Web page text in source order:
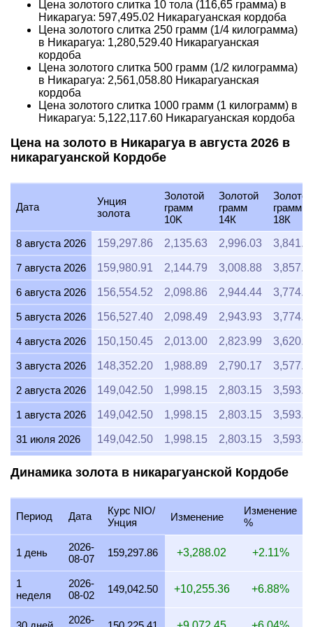
Цена золотого слитка 10 тола (116,65 грамма) в
Никарагуа: 597,495.02 Никарагуанская кордоба
Цена золотого слитка 250 грамм (1/4 килограмма)
в Никарагуа: 1,280,529.40 Никарагуанская
кордоба
Цена золотого слитка 500 грамм (1/2 килограмма)
в Никарагуа: 2,561,058.80 Никарагуанская
кордоба
Цена золотого слитка 1000 грамм (1 килограмм) в
Никарагуа: 5,122,117.60 Никарагуанская кордоба
Цена на золото в Никарагуа в августа 2026 в
никарагуанской Кордобе
Дата
Унция
золота
Золотой
грамм
10K
Золотой
грамм
14К
Золотой
грамм
18К
8 августа 2026
159,297.86 2,135.63 2,996.03
7 августа 2026 159,980.91 2,144.79 3,008.88
6 августа 2026 156,554.52 2,098.86 2,944.44
5 августа 2026 156,527.40 2,098.49 2,943.93
4 августа 2026 150,150.45 2,013.00 2,823.99
3 августа 2026 148,352.20 1,988.89 2,790.17
2 августа 2026 149,042.50 1,998.15 2,803.15
1 августа 2026 149,042.50 1,998.15 2,803.15
31 июля 2026 149,042.50 1,998.15 2,803.15
28 июля 2026 148,379.43 1,989.26 2,790.68
27 июля 2026 149,632.65 2,006.06 2,814.25
26 июля 2026 149,035.67 1,998.05
25 июля 2026 149,035.67 1,998.05 2,803.03
24 июля 2026 149,548.85 2,004.93
Динамика золота в никарагуанской Кордобе
Период Дата
Курс NIO/
Унция
Изменение
Изменение
%
1 день
2026-
08-07
159,297.86 +3,288.02 +2.11%
1
неделя
2026-
08-02
149,042.50 +10,255.36 +6.88%
2026-